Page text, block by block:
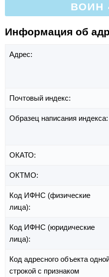
ВОИН
Информация об
Адрес:
Почтовый индекс:
Образец написания индекса:
ОКАТО:
ОКТМО:
Код ИФНС (физические
лица):
Код ИФНС (юридические
лица):
Код адресного объекта
строкой с признаком